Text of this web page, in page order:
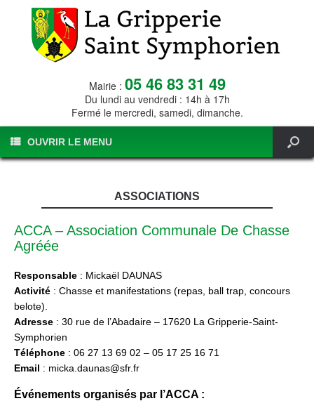
Mairie : 05 46 83 31 49
Du lundi au vendredi : 14h à 17h
Fermé le mercredi, samedi, dimanche.
OUVRIR LE MENU
ASSOCIATIONS
ACCA – Association Communale De Chasse
Agréée
Responsable : Mickaël DAUNAS
Activité : Chasse et manifestations (repas, ball trap, concours
belote).
Adresse : 30 rue de l’Abadaire – 17620 La Gripperie-Saint-
Symphorien
Téléphone : 06 27 13 69 02 – 05 17 25 16 71
Email : micka.daunas@sfr.fr
Événements organisés par l’ACCA :